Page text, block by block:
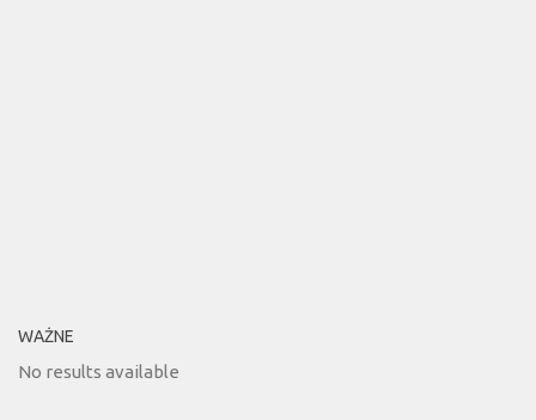
WAŻNE
No results available